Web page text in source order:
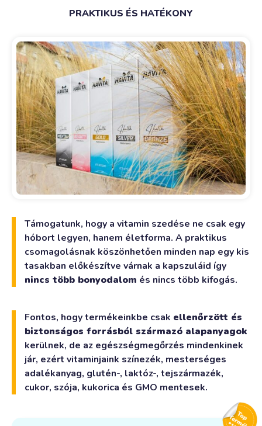
PRAKTIKUS ÉS HATÉKONY
Támogatunk, hogy a vitamin szedése ne csak egy
hóbort legyen, hanem életforma. A praktikus
csomagolásnak köszönhetően minden nap egy kis
tasakban előkészítve várnak a kapszuláid így
nincs több bonyodalom és nincs több kifogás.
Fontos, hogy termékeinkbe csak ellenőrzött és
biztonságos forrásból származó alapanyagok
kerülnek, de az egészségmegőrzés mindenkinek
jár, ezért vitaminjaink színezék, mesterséges
adalékanyag, glutén-, laktóz-, tejszármazék,
cukor, szója, kukorica és GMO mentesek.